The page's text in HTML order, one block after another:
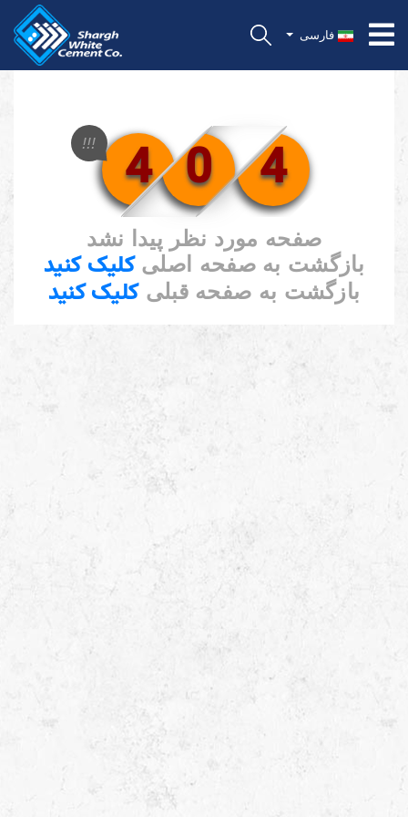
فارسی
4 0 4
!!!
صفحه مورد نظر پیدا نشد
بازگشت به صفحه اصلیکلیک کنید
بازگشت به صفحه قبلیکلیک کنید